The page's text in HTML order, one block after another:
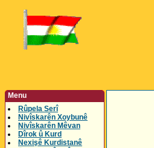
Menu
Rûpela Serî
Nivîskarên Xoybunê
Nivîskarên Mêvan
Dîrok û Kurd
Nexişê Kurdistanê